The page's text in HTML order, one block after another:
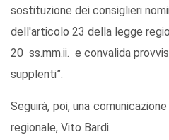
sostituzione dei consiglieri
dell'articolo 23 della legge
20 ss.mm.ii. e convalida
supplenti”.
Seguirà, poi, una
regionale, Vito Bardi.